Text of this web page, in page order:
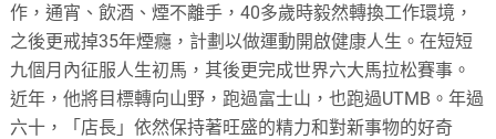
作，通宵、飲酒、煙不離手，40多歲時毅然轉換工作環境，
之後更戒掉35年煙癮，計劃以做運動開啟健康人生。在短短
九個月內征服人生初馬，其後更完成世界六大馬拉松賽事。
近年，他將目標轉向山野，跑過富士山，也跑過UTMB。年過
六十，「店長」依然保持著旺盛的精力和對新事物的好奇